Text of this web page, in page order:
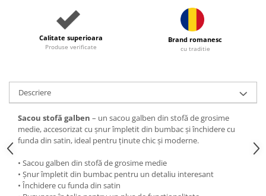
Calitate superioara
Produse verificate
Brand romanesc
cu traditie
Descriere
Sacou stofă galben – un sacou galben din stofă de grosime
medie, accesorizat cu șnur împletit din bumbac și închidere cu
funda din satin, ideal pentru ținute chic și moderne.
• Sacou galben din stofă de grosime medie
• Șnur împletit din bumbac pentru un detaliu interesant
• Închidere cu funda din satin